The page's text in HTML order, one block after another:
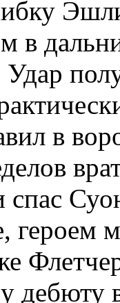
в
в
героем